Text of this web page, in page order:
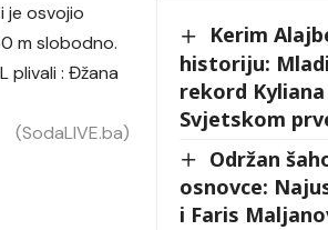
Kerim
historiju:
rekord
Svjetskom
Održan
osnovce:
i Faris
je osvojio
m slobodno.
plivali : Đžana
(SodaLIVE.ba)